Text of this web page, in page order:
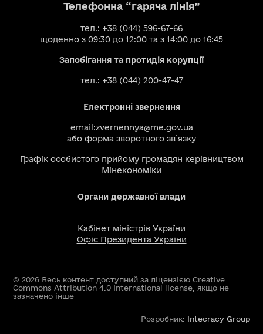
Телефонна “гаряча лінія”
тел.: +38 (044) 596-67-66
щоденно з 09:30 до 12:00 та з 14:00 до 16:45
Запобігання та протидія корупції
тел.: +38 (044) 200-47-47
Електронні звернення
email:zvernennya@me.gov.ua
або форма зворотного зв`язку
Графік особистого прийому громадян керівництвом
Мінекономіки
Органи державної влади
Кабінет міністрів України
Офіс Президента України
© 2026 Весь контент доступний за ліцензією Creative
Commons Attribution 4.0 International license, якщо не
зазначено інше
Розробник: Intecracy Group